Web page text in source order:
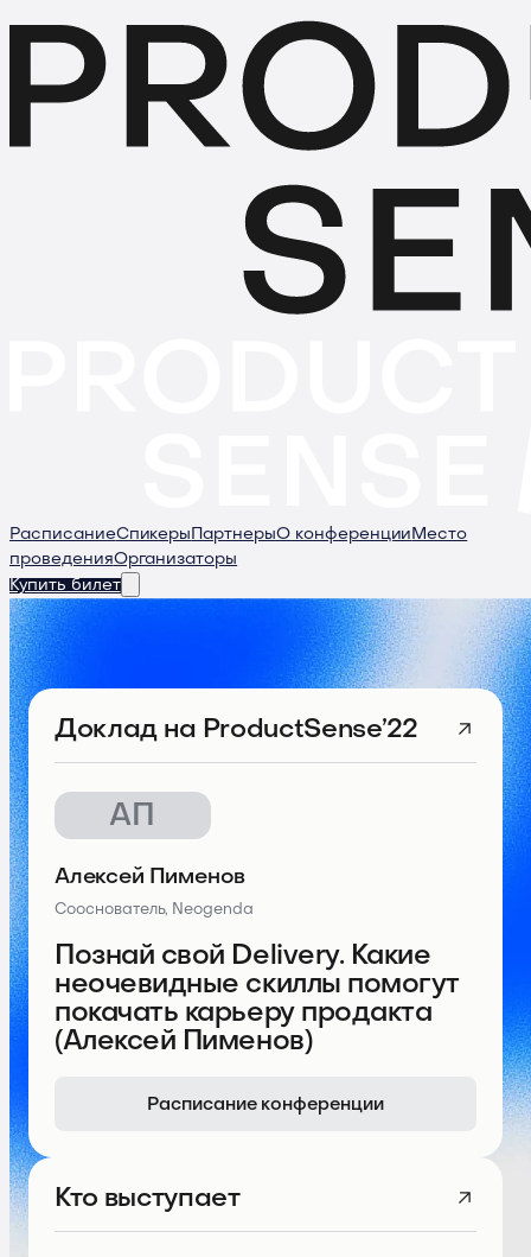
РасписаниеСпикеры ПартнерыО конференции Место
проведенияОрганизаторы
Купить билет
Доклад на ProductSense’22
АП
Познай свой Delivery. Какие
неочевидные скиллы помогут
покачать карьеру продакта
(Алексей Пименов)
Алексей Пименов
Сооснователь, Neogenda
Расписание конференции
Кто выступает